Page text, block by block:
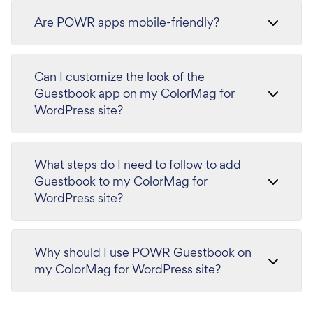
Are POWR apps mobile-friendly?
Can I customize the look of the
Guestbook app on my ColorMag for
WordPress site?
What steps do I need to follow to add
Guestbook to my ColorMag for
WordPress site?
Why should I use POWR Guestbook on
my ColorMag for WordPress site?